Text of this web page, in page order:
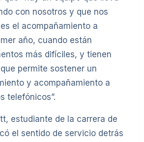
con nosotros y que nos
el acompañamiento a
año, cuando están
más difíciles, y tienen
permite sostener un
y acompañamiento a
telefónicos”.
estudiante de la carrera de
el sentido de servicio detrás